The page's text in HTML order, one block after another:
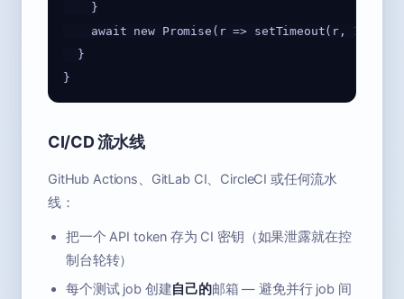
    }
    await new Promise(r => setTimeout(r, 1000));
  }
CI/CD 流水线
GitHub Actions、GitLab CI、CircleCI 或任何流水
线：
把一个 API token 存为 CI 密钥（如果泄露就在控
制台轮转）
每个测试 job 创建自己的邮箱 — 避免并行 job 间